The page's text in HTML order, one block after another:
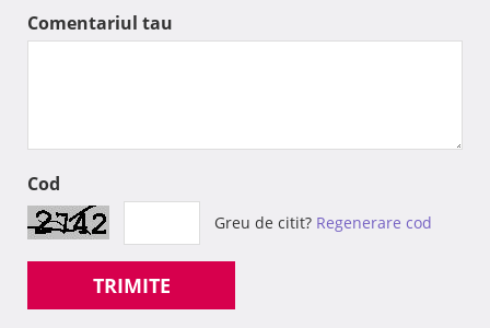
Comentariul tau
Cod
Greu de citit? Regenerare cod
TRIMITE